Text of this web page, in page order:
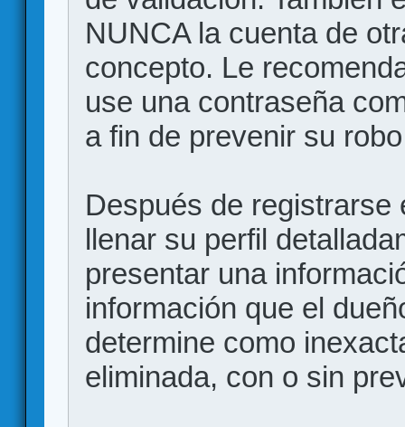
NUNCA la cuenta de
concepto. Le
use una contraseña
a fin de prevenir su
Después de registrarse
llenar su perfil
presentar una
información que el
determine como
eliminada, con o sin